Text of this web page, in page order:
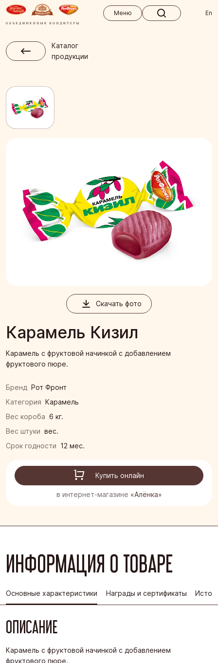
Меню
En
Каталог
продукции
Скачать фото
Карамель Кизил
Карамель с фруктовой начинкой с добавлением
фруктового пюре.
Бренд Рот Фронт
Категория Карамель
Вес короба 6 кг.
Вес штуки вес.
Срок годности 12 мес.
Купить онлайн
в интернет-магазине «Алёнка»
ИНФОРМАЦИЯ О ТОВАРЕ
Основные характеристики Награды и сертификаты
ОПИСАНИЕ
Карамель с фруктовой начинкой с добавлением
фруктового пюре.